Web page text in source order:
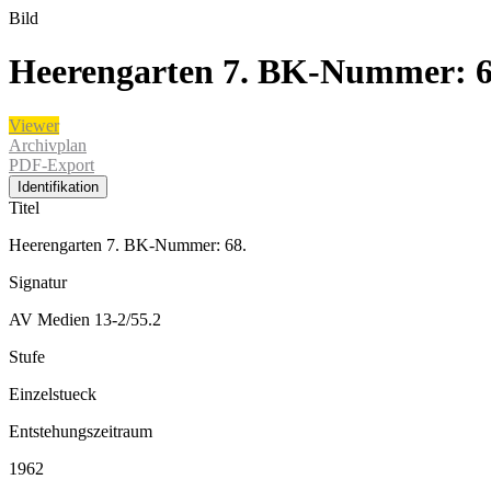
Bild
Heerengarten 7. BK-Nummer:
Viewer
Archivplan
PDF-Export
Identifikation
Titel
Heerengarten 7. BK-Nummer: 68.
Signatur
AV Medien 13-2/55.2
Stufe
Einzelstueck
Entstehungszeitraum
1962